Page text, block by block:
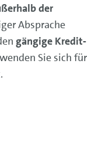
der
Absprache
gängige Kredit‑
Sie sich für